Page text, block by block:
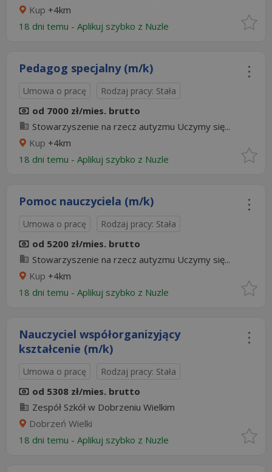
Kup +4km
18 dni temu - Aplikuj szybko z Nuzle
Pedagog specjalny (m/k)
Umowa o pracę Rodzaj pracy: Stała
od 7000 zł/mies. brutto
Stowarzyszenie na rzecz autyzmu Uczymy się...
Kup +4km
18 dni temu - Aplikuj szybko z Nuzle
Pomoc nauczyciela (m/k)
Umowa o pracę Rodzaj pracy: Stała
od 5200 zł/mies. brutto
Stowarzyszenie na rzecz autyzmu Uczymy się...
Kup +4km
18 dni temu - Aplikuj szybko z Nuzle
Nauczyciel współorganizyjący
kształcenie (m/k)
Umowa o pracę Rodzaj pracy: Stała
od 5308 zł/mies. brutto
Zespół Szkół w Dobrzeniu Wielkim
Dobrzeń Wielki
18 dni temu - Aplikuj szybko z Nuzle